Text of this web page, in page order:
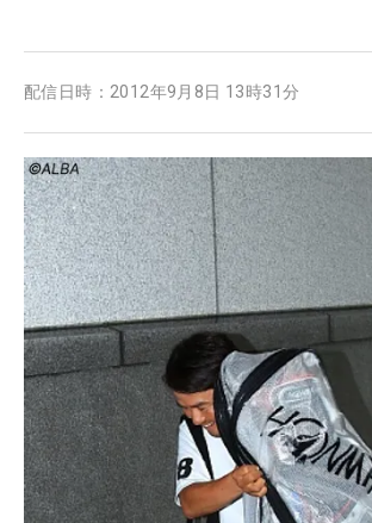
配信日時： 2012年9月8日 13時31分